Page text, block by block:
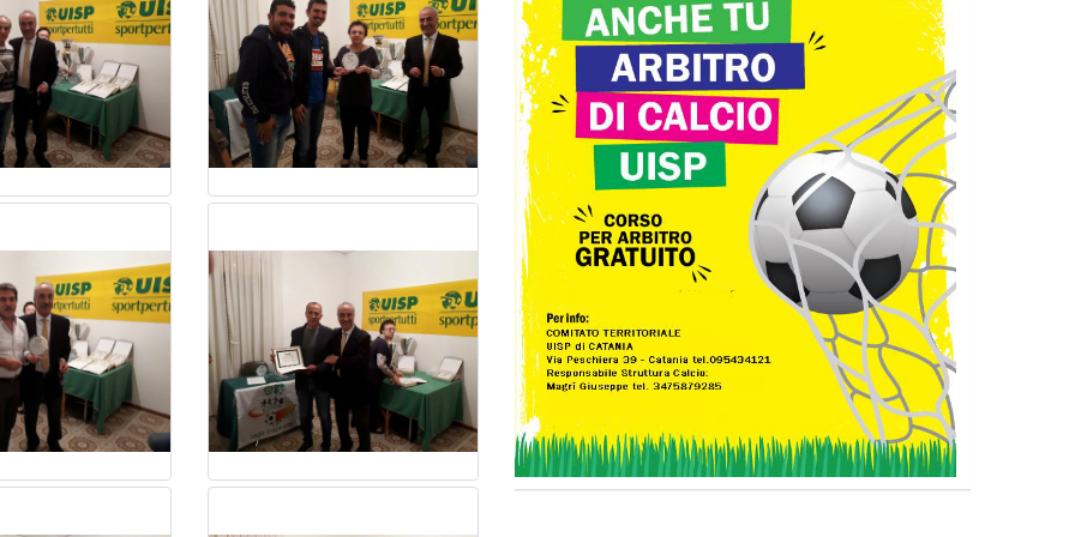
Tiziano Pesce nel Cda di
Fondazione Terzjus: prima riunione
a Roma